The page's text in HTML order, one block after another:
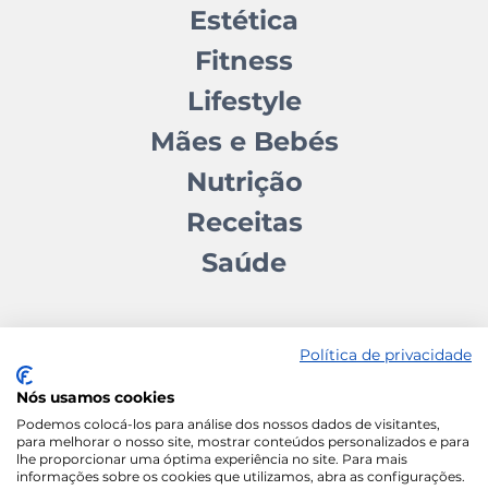
Estética
Fitness
Lifestyle
Mães e Bebés
Nutrição
Receitas
Saúde
Contactos Quem somos Autores
Estatuto Editorial
Ficha Técnica
Manifesto
Política de privacidade
Nós usamos cookies
Podemos colocá-los para análise dos nossos dados de visitantes,
para melhorar o nosso site, mostrar conteúdos personalizados e para
lhe proporcionar uma óptima experiência no site. Para mais
informações sobre os cookies que utilizamos, abra as configurações.